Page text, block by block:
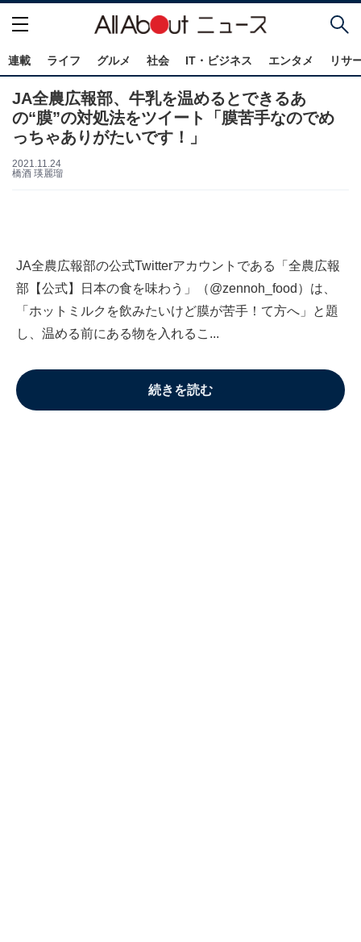
連載 ライフ グルメ 社会 IT・ビジネス エンタメ リサ
JA全農広報部、牛乳を温めるとできるあ
の“膜”の対処法をツイート「膜苦手なのでめ
っちゃありがたいです！」
2021.11.24
橋酒 瑛麗瑠
JA全農広報部の公式Twitterアカウントである「全農広報
部【公式】日本の食を味わう」（@zennoh_food）は、
「ホットミルクを飲みたいけど膜が苦手！て方へ」と題
し、温める前にある物を入れるこ...
続きを読む